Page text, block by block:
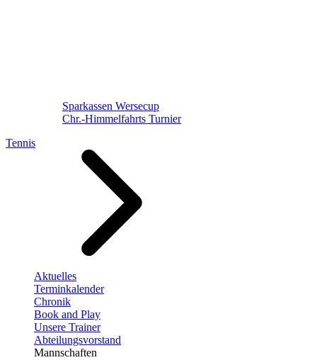
Sparkassen Wersecup
Chr.-Himmelfahrts Turnier
Tennis
Aktuelles
Terminkalender
Chronik
Book and Play
Unsere Trainer
Abteilungsvorstand
Mannschaften